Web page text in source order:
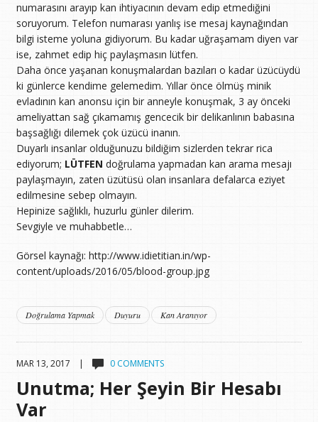
numarasını arayıp kan ihtiyacının devam edip etmediğini
soruyorum. Telefon numarası yanlış ise mesaj kaynağından
bilgi isteme yoluna gidiyorum. Bu kadar uğraşamam diyen var
ise, zahmet edip hiç paylaşmasın lütfen.
Daha önce yaşanan konuşmalardan bazıları o kadar üzücüydü
ki günlerce kendime gelemedim. Yıllar önce ölmüş minik
evladının kan anonsu için bir anneyle konuşmak, 3 ay önceki
ameliyattan sağ çıkamamış gencecik bir delikanlının babasına
başsağlığı dilemek çok üzücü inanın.
Duyarlı insanlar olduğunuzu bildiğim sizlerden tekrar rica
ediyorum; LÜTFEN doğrulama yapmadan kan arama mesajı
paylaşmayın, zaten üzütüsü olan insanlara defalarca eziyet
edilmesine sebep olmayın.
Hepinize sağlıklı, huzurlu günler dilerim.
Sevgiyle ve muhabbetle…
Görsel kaynağı: http://www.idietitian.in/wp-
content/uploads/2016/05/blood-group.jpg
Doğrulama Yapmak Duyuru Kan Aranıyor
MAR 13, 2017 | 0 COMMENTS
Unutma; Her Şeyin Bir Hesabı
Var